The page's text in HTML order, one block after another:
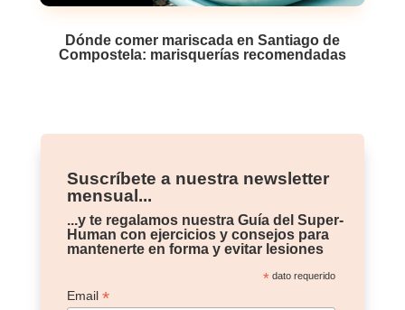
Dónde comer mariscada en Santiago de
Compostela: marisquerías recomendadas
Suscríbete a nuestra newsletter
mensual...
...y te regalamos nuestra Guía del Super-
Human con ejercicios y consejos para
mantenerte en forma y evitar lesiones
*dato requerido
Email*